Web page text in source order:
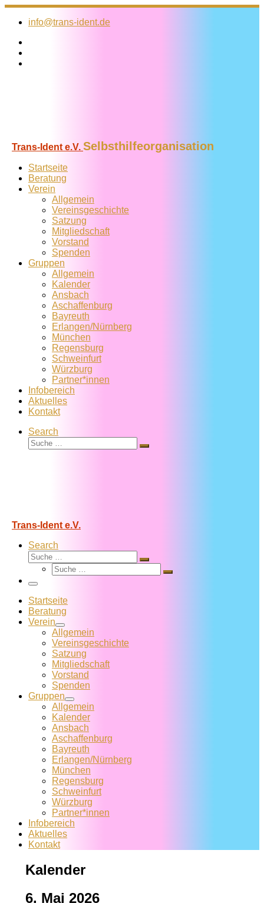
Zum
Inhalt
info@trans-ident.de
Trans-Ident e.V. Selbsthilfeorganisation
Startseite
Beratung
Verein
Allgemein
Vereins­geschichte
Satzung
Mitglied­schaft
Vorstand
Spenden
Gruppen
Allgemein
Kalender
Ansbach
Aschaffenburg
Bayreuth
Erlangen/Nürnberg
München
Regensburg
Schweinfurt
Würzburg
Partner*innen
Infobereich
Aktuelles
Kontakt
Search
Suche
Suche
Trans-Ident e.V.
Search
Suche
Suche
Suche
Suche
Menü
Startseite
Beratung
Verein
Allgemein
Vereins­geschichte
Satzung
Mitglied­schaft
Vorstand
Spenden
Gruppen
Allgemein
Kalender
Ansbach
Aschaffenburg
Bayreuth
Erlangen/Nürnberg
München
Regensburg
Schweinfurt
Würzburg
Partner*innen
Infobereich
Aktuelles
Kontakt
Kalender
6. Mai 2026